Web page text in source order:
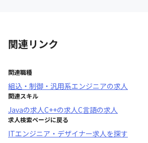
関連リンク
関連職種
組込・制御・汎用系エンジニアの求人
関連スキル
Javaの求人C++の求人C言語の求人
求人検索ページに戻る
ITエンジニア・デザイナー求人を探す